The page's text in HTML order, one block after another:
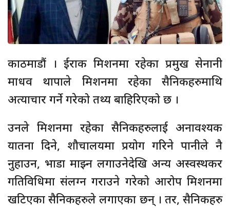
काठमाडौं । ईराक मिशनमा रहेका प्रमुख सेनानी
माधव थापाले मिशनमा रहेका सैनिकहरुमाथि
अत्याचार गर्ने गरेको तथ्य बाहिरिएको छ ।
उनले मिशनमा रहेका सैनिकहरुलाई अनावश्यक
यातना दिने, शौचालयमा प्रयोग गरिने पानीले नै
नुहाउन, भाडा माझ्न लगाउनेदेखि अन्य अस्वस्थकर
गतिविधिमा संलग्न गराउने गरेको आरोप मिशनमा
खटिएका सैनिकहरुले लगाएका छन् । तर, सैनिकहरु